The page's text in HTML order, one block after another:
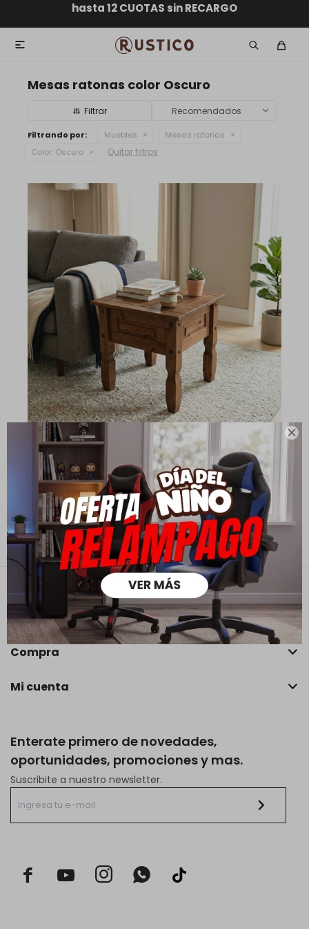

ENVÍOS A TODO EL PAÍS
GARANTÍA DE DEVOLUCIÓN
hasta 12 CUOTAS sin RECARGO
ENVÍO GRATIS dentro de MONTEVIDEO en compras

Mesas ratonas color Oscuro
Recomendados
Filtrando por: Muebles
Mesas ratonas
Color: Oscuro Quitar filtros
Mesa de living lateral - Linea mexicana - Nogal
2.490 $ 3.890
$1.743
$1.992
Enterate primero de novedades,
oportunidades, promociones y mas.
Suscribite a nuestro newsletter.
  
Contacto
Empresa
Compra
Mi cuenta